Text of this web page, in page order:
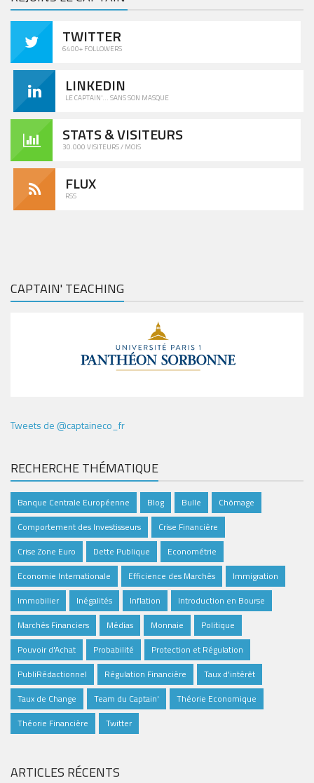
TWITTER
6400+ FOLLOWERS
LINKEDIN
LE CAPTAIN'... SANS SON MASQUE
STATS & VISITEURS
30.000 VISITEURS / MOIS
FLUX
RSS
CAPTAIN' TEACHING
Tweets de @captaineco_fr
RECHERCHE THÉMATIQUE
Banque Centrale Européenne Blog Bulle
Chômage
Comportement des Investisseurs
Crise Financière
Crise Zone Euro
Dette Publique
Econométrie
Economie Internationale
Efficience des Marchés
Immigration
Immobilier
Inégalités Inflation
Introduction en Bourse
Marchés Financiers
Médias Monnaie
Politique
Pouvoir d'Achat
Probabilité
Protection et Régulation
PubliRédactionnel
Régulation Financière
Taux d'intérêt
Taux de Change
Team du Captain'
Théorie Economique
Théorie Financière
Twitter
ARTICLES RÉCENTS